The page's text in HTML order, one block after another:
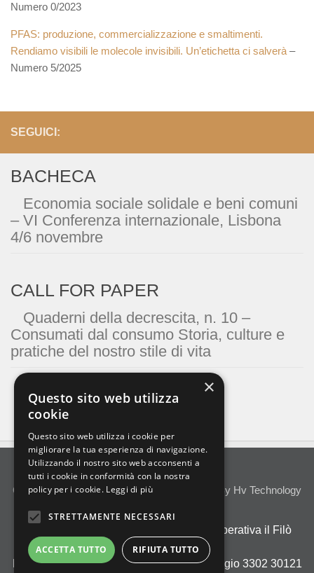
Numero 0/2023
PFAS: produzione, commercializzazione e smaltimenti.
Rendiamo visibili le molecole invisibili. Un’etichetta ci salverà –
Numero 5/2025
SEGUICI:
BACHECA
Economia sociale solidale e beni comuni
– VI Conferenza internazionale, Lisbona
4/6 novembre
CALL FOR PAPER
Quaderni della decrescita, n. 10 –
Consumati dal consumo Storia, culture e
pratiche del nostro stile di vita
Quaderni Della Decrescita © 2023
Designed By Hv Technology
Privacy Policy
Società Cooperativa il Filò
BDES
Luogo di pubblicazione :Venezia Cannaregio 3302 30121
×
Questo sito web utilizza
cookie
Questo sito web utilizza i cookie per
migliorare la tua esperienza di navigazione.
Utilizzando il nostro sito web acconsenti a
tutti i cookie in conformità con la nostra
policy per i cookie. Leggi di più
STRETTAMENTE NECESSARI
ACCETTA TUTTO RIFIUTA TUTTO